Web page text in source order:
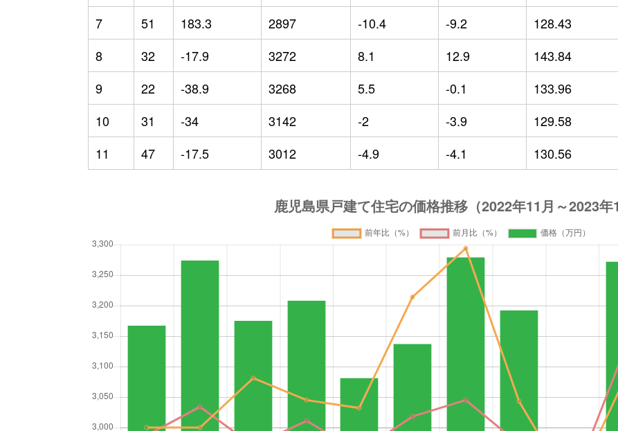
7
51 183.3 2897 -10.4 -9.2 128.43
8
32 -17.9 3272 8.1 12.9 143.84
9
22 -38.9 3268 5.5 -0.1 133.96
10
31 -34 3142 -2 -3.9 129.58
11
47 -17.5 3012 -4.9 -4.1 130.56